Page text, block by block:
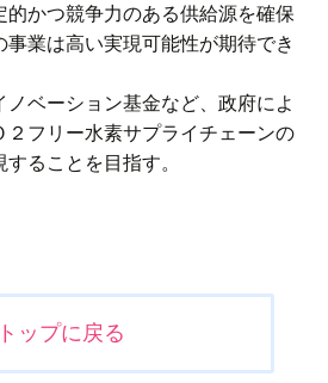
的かつ競争力のある供給源を確保
事業は高い実現可能性が期待でき
ノベーション基金など、政府によ
２フリー水素サプライチェーンの
ることを目指す。
トップに戻る